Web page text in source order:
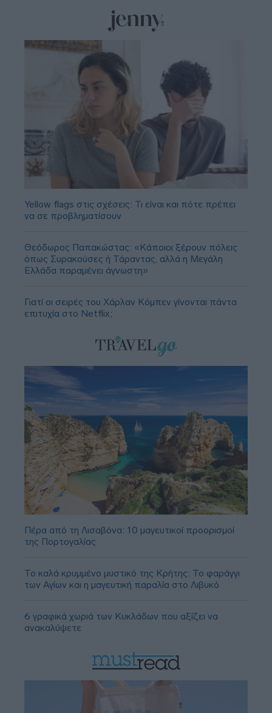
Yellow flags στις σχέσεις: Τι είναι και πότε πρέπει
να σε προβληματίσουν
Θεόδωρος Παπακώστας: «Κάποιοι ξέρουν πόλεις
όπως Συρακούσες ή Τάραντας, αλλά η Μεγάλη
Ελλάδα παραμένει άγνωστη»
Γιατί οι σειρές του Χάρλαν Κόμπεν γίνονται πάντα
επιτυχία στο Netflix;
Πέρα από τη Λισαβόνα: 10 μαγευτικοί προορισμοί
της Πορτογαλίας
Το καλά κρυμμένο μυστικό της Κρήτης: Το φαράγγι
των Αγίων και η μαγευτική παραλία στο Λιβυκό
6 γραφικά χωριά των Κυκλάδων που αξίζει να
ανακαλύψετε